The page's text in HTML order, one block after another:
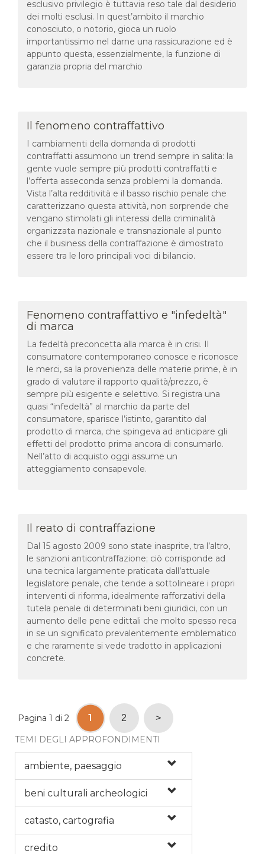
esclusivo privilegio è tuttavia reso tale dal desiderio
dei molti esclusi. In quest’ambito il marchio
conosciuto, o notorio, gioca un ruolo
importantissimo nel darne una rassicurazione ed è
appunto questa, essenzialmente, la funzione di
garanzia propria del marchio
Il fenomeno contraffattivo
I cambiamenti della domanda di prodotti
contraffatti assumono un trend sempre in salita: la
gente vuole sempre più prodotti contraffatti e
l’offerta asseconda senza problemi la domanda.
Vista l’alta redditività e il basso rischio penale che
caratterizzano questa attività, non sorprende che
vengano stimolati gli interessi della criminalità
organizzata nazionale e transnazionale al punto
che il business della contraffazione è dimostrato
essere tra le loro principali voci di bilancio.
Fenomeno contraffattivo e "infedeltà"
di marca
La fedeltà preconcetta alla marca è in crisi. Il
consumatore contemporaneo conosce e riconosce
le merci, sa la provenienza delle materie prime, è in
grado di valutare il rapporto qualità/prezzo, è
sempre più esigente e selettivo. Si registra una
quasi “infedeltà” al marchio da parte del
consumatore, sparisce l’istinto, garantito dal
prodotto di marca, che spingeva ad anticipare gli
effetti del prodotto prima ancora di consumarlo.
Nell’atto di acquisto oggi assume un
atteggiamento consapevole.
Il reato di contraffazione
Dal 15 agosto 2009 sono state inasprite, tra l’altro,
le sanzioni anticontraffazione; ciò corrisponde ad
una tecnica largamente praticata dall’attuale
legislatore penale, che tende a sottolineare i propri
interventi di riforma, idealmente rafforzativi della
tutela penale di determinati beni giuridici, con un
aumento delle pene edittali che molto spesso reca
in se un significato prevalentemente emblematico
e che raramente si vede tradotto in applicazioni
concrete.
Pagina 1 di 2 1 2 >
TEMI DEGLI APPROFONDIMENTI
ambiente, paesaggio
beni culturali archeologici
catasto, cartografia
credito